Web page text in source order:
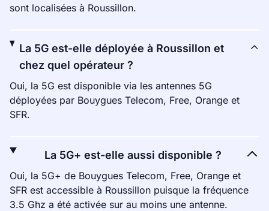
sont localisées à Roussillon.
La 5G est-elle déployée à Roussillon et
chez quel opérateur ?
Oui, la 5G est disponible via les antennes 5G
déployées par Bouygues Telecom, Free, Orange et
SFR.
La 5G+ est-elle aussi disponible ?
Oui, la 5G+ de Bouygues Telecom, Free, Orange et
SFR est accessible à Roussillon puisque la fréquence
3.5 Ghz a été activée sur au moins une antenne.